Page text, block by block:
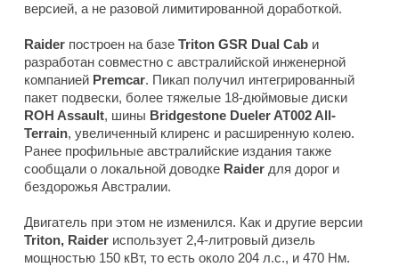
версией, а не разовой лимитированной доработкой.
Raider построен на базе Triton GSR Dual Cab и
разработан совместно с австралийской инженерной
компанией Premcar. Пикап получил интегрированный
пакет подвески, более тяжелые 18-дюймовые диски
ROH Assault, шины Bridgestone Dueler AT002 All-
Terrain, увеличенный клиренс и расширенную колею.
Ранее профильные австралийские издания также
сообщали о локальной доводке Raider для дорог и
бездорожья Австралии.
Двигатель при этом не изменился. Как и другие версии
Triton, Raider использует 2,4-литровый дизель
мощностью 150 кВт, то есть около 204 л.с., и 470 Нм.